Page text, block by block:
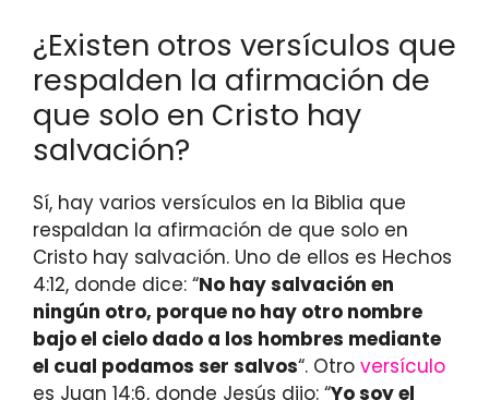
¿Existen otros versículos que
respalden la afirmación de
que solo en Cristo hay
salvación?
Sí, hay varios versículos en la Biblia que
respaldan la afirmación de que solo en
Cristo hay salvación. Uno de ellos es Hechos
4:12, donde dice: “No hay salvación en
ningún otro, porque no hay otro nombre
bajo el cielo dado a los hombres mediante
el cual podamos ser salvos“. Otro versículo
es Juan 14:6, donde Jesús dijo: “Yo soy el